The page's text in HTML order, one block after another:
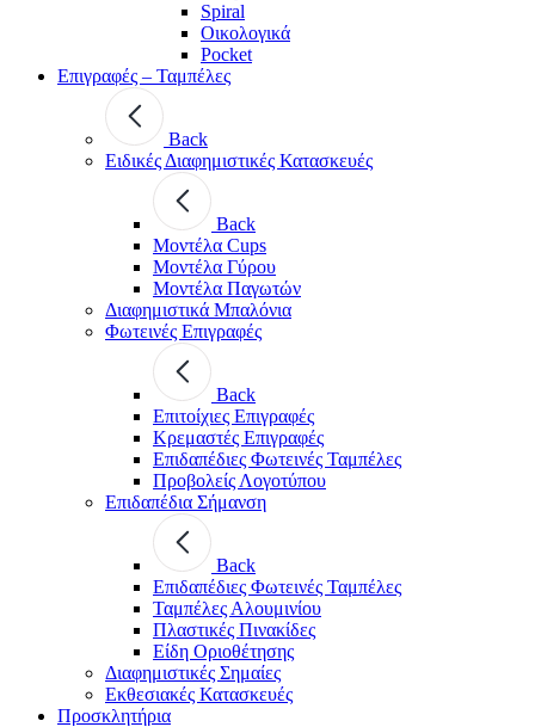
Spiral
Οικολογικά
Pocket
Επιγραφές – Ταμπέλες
Back
Ειδικές Διαφημιστικές Κατασκευές
Back
Μοντέλα Cups
Μοντέλα Γύρου
Μοντέλα Παγωτών
Διαφημιστικά Μπαλόνια
Φωτεινές Επιγραφές
Back
Επιτοίχιες Επιγραφές
Κρεμαστές Επιγραφές
Επιδαπέδιες Φωτεινές Ταμπέλες
Προβολείς Λογοτύπου
Επιδαπέδια Σήμανση
Back
Επιδαπέδιες Φωτεινές Ταμπέλες
Ταμπέλες Αλουμινίου
Πλαστικές Πινακίδες
Είδη Οριοθέτησης
Διαφημιστικές Σημαίες
Εκθεσιακές Κατασκευές
Προσκλητήρια